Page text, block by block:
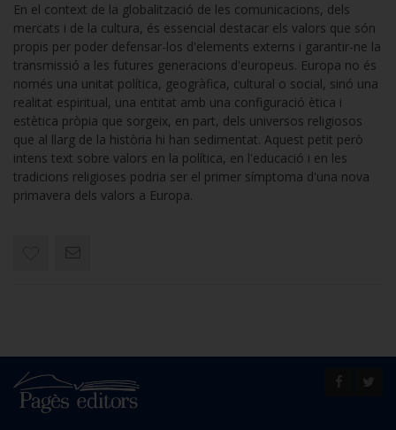
En el context de la globalització de les comunicacions, dels
mercats i de la cultura, és essencial destacar els valors que són
propis per poder defensar-los d'elements externs i garantir-ne la
transmissió a les futures generacions d'europeus. Europa no és
només una unitat política, geogràfica, cultural o social, sinó una
realitat espiritual, una entitat amb una configuració ètica i
estètica pròpia que sorgeix, en part, dels universos religiosos
que al llarg de la història hi han sedimentat. Aquest petit però
intens text sobre valors en la política, en l'educació i en les
tradicions religioses podria ser el primer símptoma d'una nova
primavera dels valors a Europa.